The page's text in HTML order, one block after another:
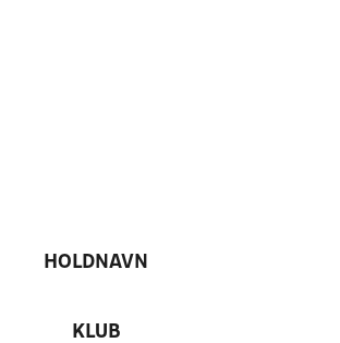
HOLDNAVN
KLUB